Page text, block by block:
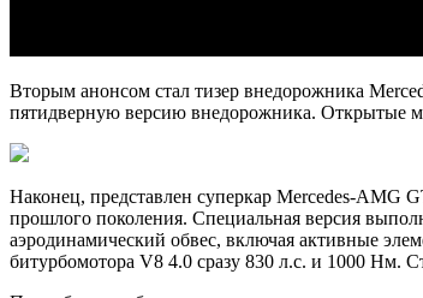
Вторым анонсом стал тизер внедорожника
пятидверную версию внедорожника. Открытые
Наконец, представлен суперкар Mercedes-AMG
прошлого поколения. Специальная версия
аэродинамический обвес, включая активные
битурбомотора V8 4.0 сразу 830 л.с. и 1000 Нм.